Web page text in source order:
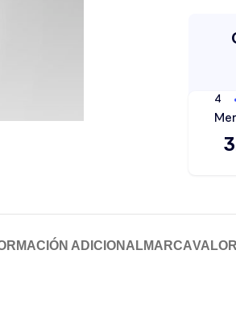
ADICIONALMARCA